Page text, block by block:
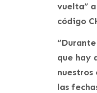
vuelta”
código
que hay
las